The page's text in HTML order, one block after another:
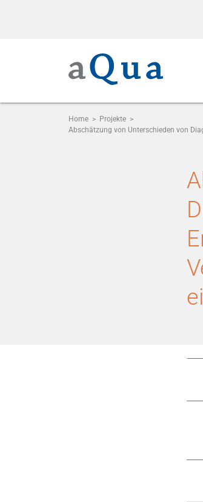
Home > Projekte >
Abschätzung von Unterschieden von